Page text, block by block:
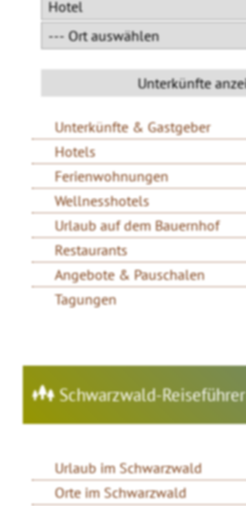
Unterkünfte & Gastgeber
Hotels
Ferienwohnungen
Wellnesshotels
Urlaub auf dem Bauernhof
Restaurants
Angebote & Pauschalen
Tagungen
Schwarzwald-Reiseführer
Urlaub im Schwarzwald
Orte im Schwarzwald